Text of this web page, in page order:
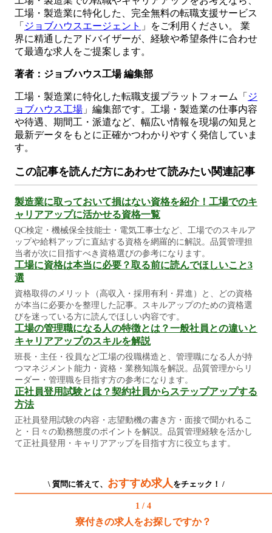
工場・製造業に特化した、完全無料の転職支援サービス
「 ジョブハウスエージェント 」をご利用ください。 業
界に精通したアドバイザーが、経験や希望条件に合わせ
て最適な求人をご提案します。
著者：ジョブハウス工場 編集部
工場・製造業に特化した転職支援プラットフォーム「 ジ
ョブハウス工場 」編集部です。工場・製造業の仕事内容
や待遇、期間工・派遣など、幅広い情報を現場の知見と
最新データをもとに正確かつわかりやすく発信していま
す。
この記事を読んだ方にあわせて読みたい関連記事
製造業に取っておいて損はない資格を紹介！工場でのキ
ャリアアップに活かせる資格一覧
QC検定・機械保全技能士・電気工事士など、工場でのスキルア
ップや給料アップに直結する資格を網羅的に解説。品質管理担
当者が次に目指すべき資格選びの参考になります。
工場に資格は本当に必要？取る前に読んでほしいこと3
選
資格取得のメリット（高収入・採用有利・昇進）と、どの資格
が本当に必要かを整理した記事。スキルアップのための資格選
びを迷っている方に読んでほしい内容です。
工場の管理職になる人の特徴とは？一般社員との違いと
キャリアアップのスキルを解説
班長・主任・役員など工場の役職構造と、管理職になる人が持
つマネジメント能力・資格・業務知識を解説。品質管理からリ
ーダー・管理職を目指す方の参考になります。
正社員登用試験とは？契約社員からステップアップする
方法
正社員登用試験の内容・志望動機の書き方・面接で聞かれるこ
と・日々の勤務態度のポイントを解説。品質管理経験を活かし
て正社員登用・キャリアアップを目指す方に役立ちます。
\ 質問に答えて、 おすすめ求人 をチェック！ /
1 / 4
寮付きの求人をお探しですか？